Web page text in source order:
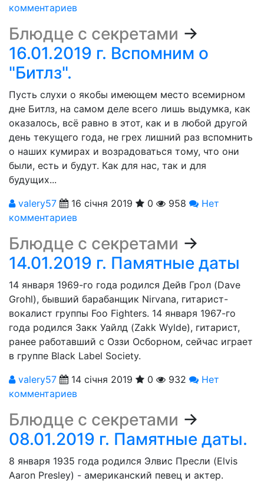
комментариев
Блюдце с секретами →
16.01.2019 г. Вспомним о
"Битлз".
Пусть слухи о якобы имеющем место всемирном
дне Битлз, на самом деле всего лишь выдумка, как
оказалось, всё равно в этот, как и в любой другой
день текущего года, не грех лишний раз вспомнить
о наших кумирах и возрадоваться тому, что они
были, есть и будут. Как для нас, так и для
будущих...
valery57
16 січня 2019 0 958
Нет
комментариев
Блюдце с секретами →
14.01.2019 г. Памятные даты
14 января 1969-го года родился Дейв Грол (Dave
Grohl), бывший барабанщик Nirvana, гитарист-
вокалист группы Foo Fighters. 14 января 1967-го
года родился Закк Уайлд (Zakk Wylde), гитарист,
ранее работавший с Оззи Осборном, сейчас играет
в группе Black Label Society.
valery57
14 січня 2019 0 932
Нет
комментариев
Блюдце с секретами →
08.01.2019 г. Памятные даты.
8 января 1935 года родился Элвис Пресли (Elvis
Aaron Presley) - американский певец и актер.